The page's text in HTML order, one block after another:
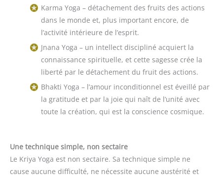
Karma Yoga – détachement des fruits des actions
dans le monde et, plus important encore, de
l’activité intérieure de l’esprit.
Jnana Yoga – un intellect discipliné acquiert la
connaissance spirituelle, et cette sagesse crée la
liberté par le détachement du fruit des actions.
Bhakti Yoga – l’amour inconditionnel est éveillé par
la gratitude et par la joie qui naît de l’unité avec
toute la création, qui est la conscience cosmique.
Une technique simple, non sectaire
Le Kriya Yoga est non sectaire. Sa technique simple ne
cause aucune difficulté, ne nécessite aucune austérité et